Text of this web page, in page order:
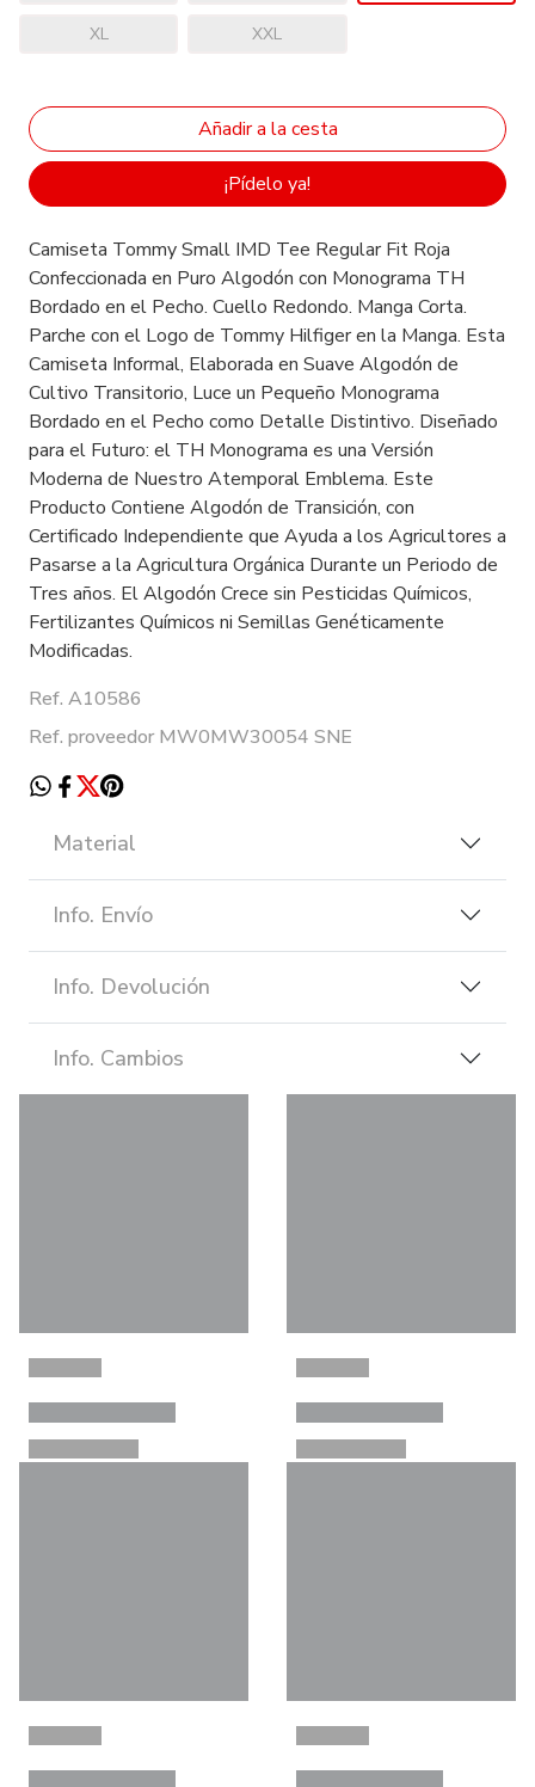
XL XXL
¡Pídelo ya!
Camiseta Tommy Small IMD Tee Regular Fit Roja
Confeccionada en Puro Algodón con Monograma TH
Bordado en el Pecho. Cuello Redondo. Manga Corta.
Parche con el Logo de Tommy Hilfiger en la Manga. Esta
Camiseta Informal, Elaborada en Suave Algodón de
Cultivo Transitorio, Luce un Pequeño Monograma
Bordado en el Pecho como Detalle Distintivo. Diseñado
para el Futuro: el TH Monograma es una Versión
Moderna de Nuestro Atemporal Emblema. Este
Producto Contiene Algodón de Transición, con
Certificado Independiente que Ayuda a los Agricultores a
Pasarse a la Agricultura Orgánica Durante un Periodo de
Tres años. El Algodón Crece sin Pesticidas Químicos,
Fertilizantes Químicos ni Semillas Genéticamente
Modificadas.
Ref. A10586
Ref. proveedor MW0MW30054 SNE
Material
Info. Envío
Info. Devolución
Info. Cambios